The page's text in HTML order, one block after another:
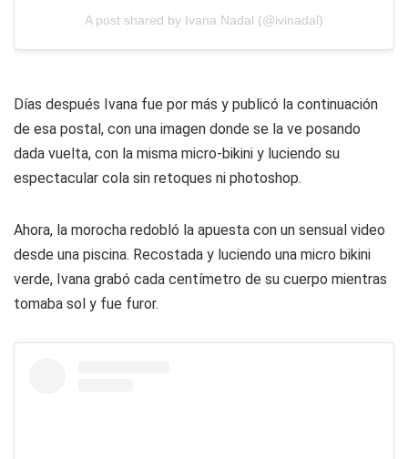
A post shared by Ivana Nadal (@ivinadal)
Días después Ivana fue por más y publicó la continuación
de esa postal, con una imagen donde se la ve posando
dada vuelta, con la misma micro-bikini y luciendo su
espectacular cola sin retoques ni photoshop.
Ahora, la morocha redobló la apuesta con un sensual video
desde una piscina. Recostada y luciendo una micro bikini
verde, Ivana grabó cada centímetro de su cuerpo mientras
tomaba sol y fue furor.